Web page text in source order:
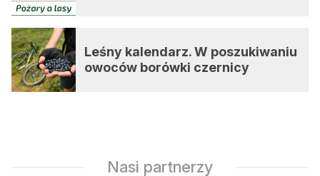
Leśny kalendarz. W poszukiwaniu
owoców borówki czernicy
Nasi partnerzy